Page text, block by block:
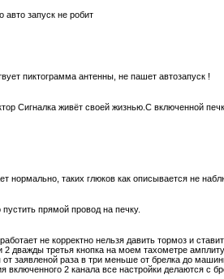
авто запуск не робит
пиктограмма антенны, не пашет автозапуск !
Сигналка живёт своей жизнью.С включенной
нормально, таких глюков как описывается не
прямой провод на печку.
не корректно нельзя давить тормоз и
дважды третья кнопка на моем тахометре
заявленой раза в три меньше от брелка до
2 канала все настройки делаются с